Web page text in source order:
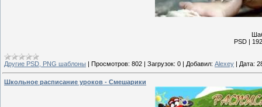
PSD |
Другие PSD, PNG шаблоны Просмотров: 802 Загрузок: 0 Добавил: Alexey Дата:
Школьное расписание уроков - Смешарики